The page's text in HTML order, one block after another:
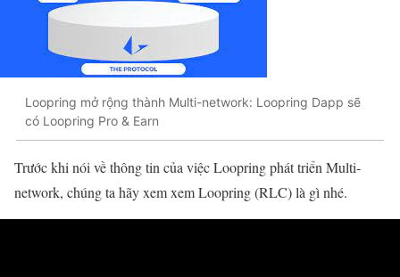
Loopring mở rộng thành Multi-network: Loopring Dapp sẽ
có Loopring Pro & Earn
Trước khi nói về thông tin của việc Loopring phát triển Multi-
network, chúng ta hãy xem xem Loopring (RLC) là gì nhé.